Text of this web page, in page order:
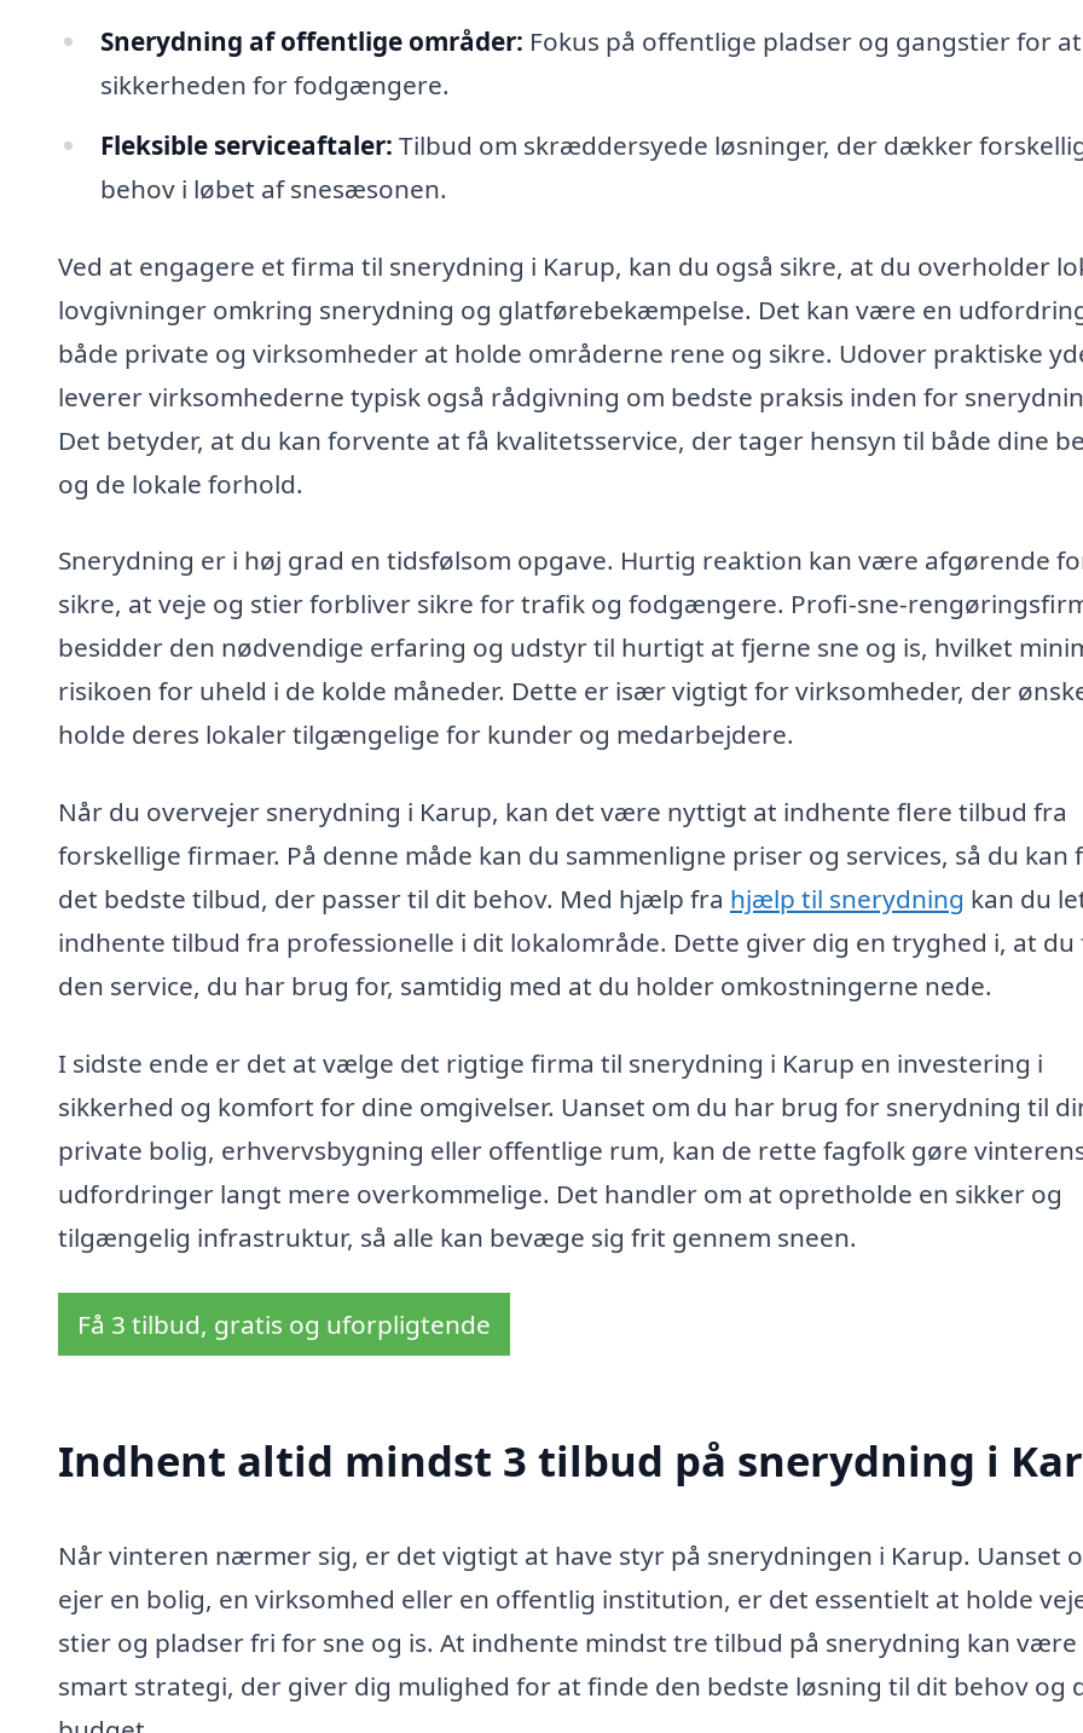
Snerydning af offentlige områder: Fokus på offentlige pladser og gangstier for
sikkerheden for fodgængere.
Fleksible serviceaftaler: Tilbud om skræddersyede løsninger, der dækker
behov i løbet af snesæsonen.
Ved at engagere et firma til snerydning i Karup, kan du også sikre, at du overholder
lovgivninger omkring snerydning og glatførebekæmpelse. Det kan være en
både private og virksomheder at holde områderne rene og sikre. Udover praktiske
leverer virksomhederne typisk også rådgivning om bedste praksis inden for
Det betyder, at du kan forvente at få kvalitetsservice, der tager hensyn til både dine
og de lokale forhold.
Snerydning er i høj grad en tidsfølsom opgave. Hurtig reaktion kan være afgørende
sikre, at veje og stier forbliver sikre for trafik og fodgængere. Profi-sne-
besidder den nødvendige erfaring og udstyr til hurtigt at fjerne sne og is, hvilket
risikoen for uheld i de kolde måneder. Dette er især vigtigt for virksomheder, der
holde deres lokaler tilgængelige for kunder og medarbejdere.
Når du overvejer snerydning i Karup, kan det være nyttigt at indhente flere tilbud fra
forskellige firmaer. På denne måde kan du sammenligne priser og services, så du kan
det bedste tilbud, der passer til dit behov. Med hjælp fra hjælp til snerydning kan du
indhente tilbud fra professionelle i dit lokalområde. Dette giver dig en tryghed i, at du
den service, du har brug for, samtidig med at du holder omkostningerne nede.
I sidste ende er det at vælge det rigtige firma til snerydning i Karup en investering i
sikkerhed og komfort for dine omgivelser. Uanset om du har brug for snerydning til
private bolig, erhvervsbygning eller offentlige rum, kan de rette fagfolk gøre
udfordringer langt mere overkommelige. Det handler om at opretholde en sikker og
tilgængelig infrastruktur, så alle kan bevæge sig frit gennem sneen.
Få 3 tilbud, gratis og uforpligtende
Indhent altid mindst 3 tilbud på snerydning i
Når vinteren nærmer sig, er det vigtigt at have styr på snerydningen i Karup. Uanset
ejer en bolig, en virksomhed eller en offentlig institution, er det essentielt at holde
stier og pladser fri for sne og is. At indhente mindst tre tilbud på snerydning kan være
smart strategi, der giver dig mulighed for at finde den bedste løsning til dit behov og